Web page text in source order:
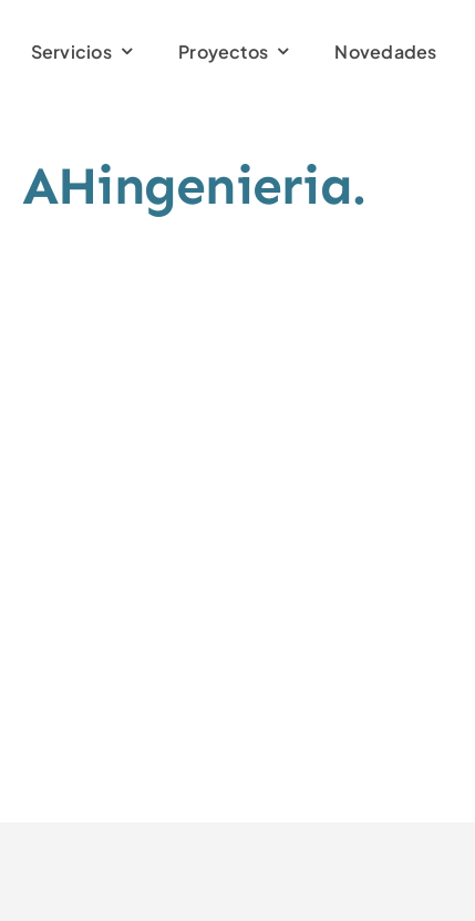
Servicios Proyectos
Novedades
AHingenieria.